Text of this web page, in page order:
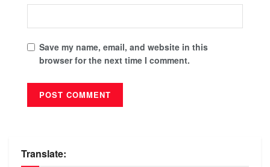
Save my name, email, and website in this
browser for the next time I comment.
Translate: